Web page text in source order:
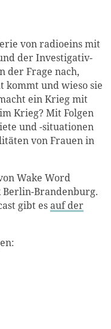
von radioeins mit
der Investigativ-
der Frage nach,
kommt und wieso sie
ein Krieg mit
Krieg? Mit Folgen
und -situationen
von Frauen in
Wake Word
Berlin-Brandenburg.
gibt esauf der